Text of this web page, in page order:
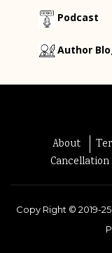
Podcast
Author
About
Copy Right © 2019-